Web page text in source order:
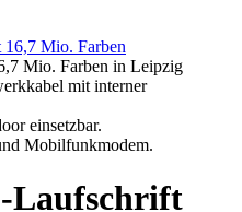
Mio. Farben in Leipzig
mit interner
einsetzbar.
Mobilfunkmodem.
Laufschrift